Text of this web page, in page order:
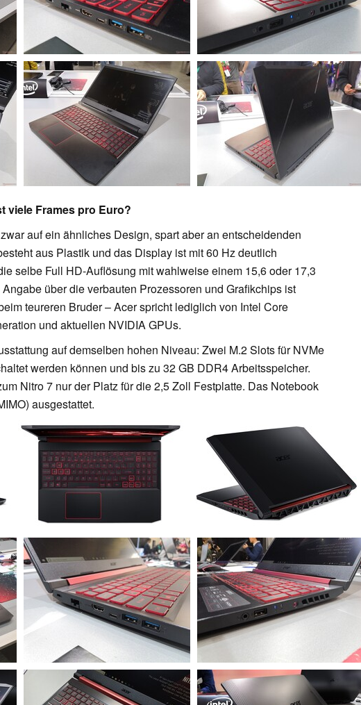
viele Frames pro Euro?
auf ein ähnliches Design, spart aber an entscheidenden
aus Plastik und das Display ist mit 60 Hz deutlich
selbe Full HD-Auflösung mit wahlweise einem 15,6 oder 17,3
über die verbauten Prozessoren und Grafikchips ist
teureren Bruder – Acer spricht lediglich von Intel Core
und aktuellen NVIDIA GPUs.
auf demselben hohen Niveau: Zwei M.2 Slots für NVMe
werden können und bis zu 32 GB DDR4 Arbeitsspeicher.
Nitro 7 nur der Platz für die 2,5 Zoll Festplatte. Das Notebook
ausgestattet.